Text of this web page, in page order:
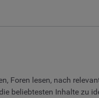
Foren lesen, nach
beliebtesten Inhalte zu